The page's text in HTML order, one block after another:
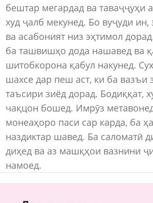
бештар мегардад ва таваҷҷуҳи
худ ҷалб мекунед. Бо вуҷуди ин,
ва асабоният низ эҳтимол
ба ташвишҳо дода нашавед ва
шитобкорона қабул накунед.
шахсе дар пеш аст, ки ба вазъи
таъсири зиёд дорад. Бодиққат,
чақцон бошед. Имрӯз
монеаҳоро паси сар карда, ба
наздиктар шавед. Ба саломатӣ
диҳед ва аз машқҳои вазнини
намоед.